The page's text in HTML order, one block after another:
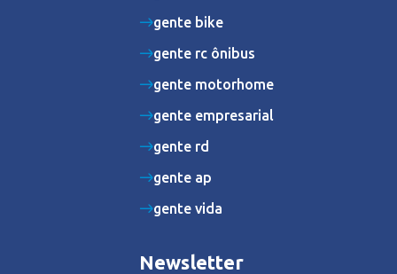
gente bike
gente rc ônibus
gente motorhome
gente empresarial
gente rd
gente ap
gente vida
Newsletter